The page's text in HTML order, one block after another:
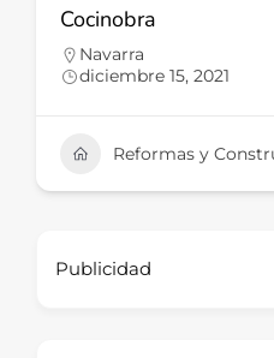
Cocinobra
Navarra
diciembre 15, 2021
Reformas y
Publicidad